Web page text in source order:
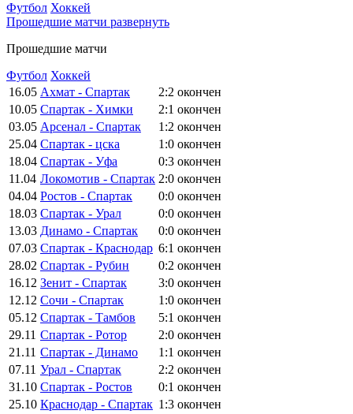
Футбол Хоккей
Прошедшие матчи развернуть
Прошедшие матчи
Футбол Хоккей
16.05 Ахмат - Спартак 2:2 окончен
10.05 Спартак - Химки 2:1 окончен
03.05 Арсенал - Спартак 1:2 окончен
25.04 Спартак - цска 1:0 окончен
18.04 Спартак - Уфа 0:3 окончен
11.04 Локомотив - Спартак 2:0 окончен
04.04 Ростов - Спартак 0:0 окончен
18.03 Спартак - Урал 0:0 окончен
13.03 Динамо - Спартак 0:0 окончен
07.03 Спартак - Краснодар 6:1 окончен
28.02 Спартак - Рубин 0:2 окончен
16.12 Зенит - Спартак 3:0 окончен
12.12 Сочи - Спартак 1:0 окончен
05.12 Спартак - Тамбов 5:1 окончен
29.11 Спартак - Ротор 2:0 окончен
21.11 Спартак - Динамо 1:1 окончен
07.11 Урал - Спартак 2:2 окончен
31.10 Спартак - Ростов 0:1 окончен
25.10 Краснодар - Спартак 1:3 окончен